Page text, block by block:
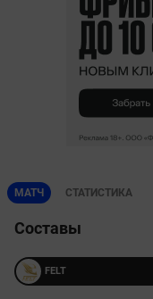
МАТЧ СТАТИСТИКА
Составы
FELT